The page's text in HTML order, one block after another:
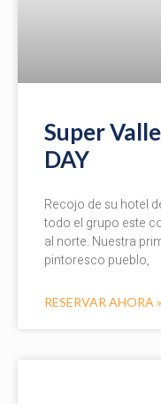
Super
DAY
Recojo de su hotel
todo el grupo este
al norte. Nuestra
pintoresco pueblo,
RESERVAR AHORA »